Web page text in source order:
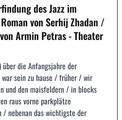
des Jazz im
von Serhij Zhadan /
Armin Petras - Theater
über die Anfangsjahre der
sein zu hause / früher / wir
und den maisfeldern / in blocks
raus vorne parkplätze
nebenan das wichtigste der